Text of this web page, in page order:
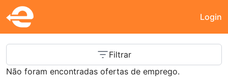
Login
Emprego Vila Nova de Cerveira
Filtrar
Não foram encontradas ofertas de emprego.